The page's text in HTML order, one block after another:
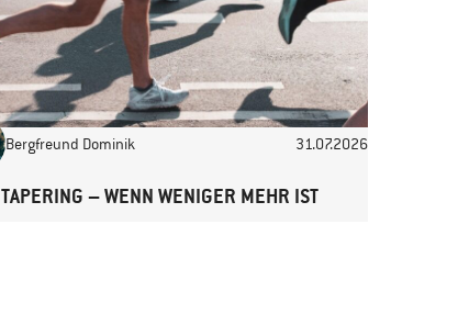
Bergfreund Dominik 31.07.2026
TAPERING – WENN WENIGER MEHR IST